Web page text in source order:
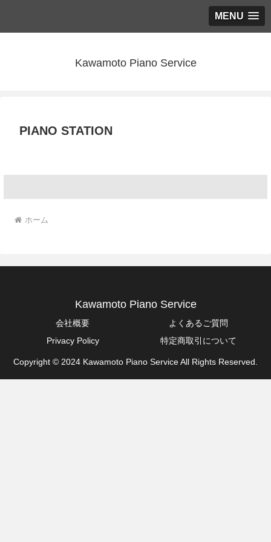
MENU
Kawamoto Piano Service
PIANO STATION
ホーム
Kawamoto Piano Service
会社概要
よくあるご質問
Privacy Policy
特定商取引について
Copyright © 2024 Kawamoto Piano Service All Rights Reserved.